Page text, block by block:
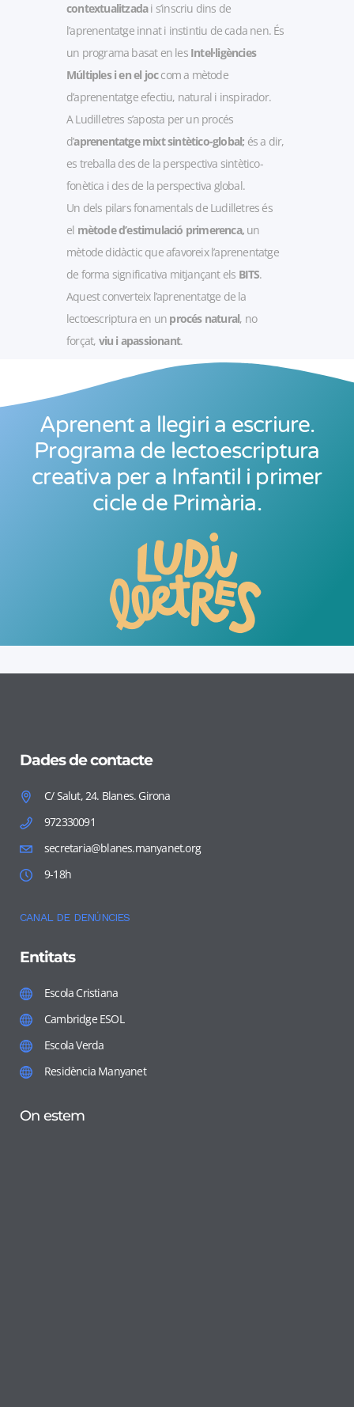
contextualitzadai s’inscriu dins de
l’aprenentatge innat i instintiu de cada nen. És
un programa basat en lesIntel·ligències
Múltiples i en el joccom a mètode
d’aprenentatge efectiu, natural i inspirador.
A Ludilletres s’aposta per un procés
d’aprenentatge mixt sintètico-global; és a dir,
es treballa des de la perspectiva sintètico-
fonètica i des de la perspectiva global.
Un dels pilars fonamentals de Ludilletres és
el mètode d’estimulació primerenca, un
mètode didàctic que afavoreix l’aprenentatge
de forma significativa mitjançant els BITS.
Aquest converteix l’aprenentatge de la
lectoescriptura en un procés natural, no
forçat, viu i apassionant.
Aprenent a llegiri a escriure.
Programa de lectoescriptura
creativa per a Infantil i primer
cicle de Primària.
Dades de contacte
C/ Salut, 24. Blanes. Girona
972330091
secretaria@blanes.manyanet.org
9-18h
CANAL DE DENÚNCIES
Entitats
Escola Cristiana
Cambridge ESOL
Escola Verda
Residència Manyanet
On estem